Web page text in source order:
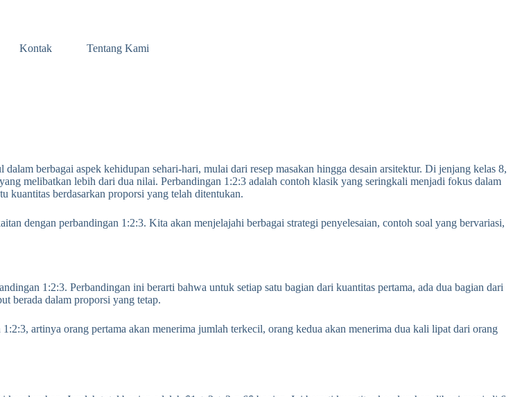
Kontak Tentang Kami
berbagai aspek kehidupan sehari-hari, mulai dari resep masakan hingga desain arsitektur. Di jenjang kelas 8,
melibatkan lebih dari dua nilai. Perbandingan 1:2:3 adalah contoh klasik yang seringkali menjadi fokus dalam
kuantitas berdasarkan proporsi yang telah ditentukan.
dengan perbandingan 1:2:3. Kita akan menjelajahi berbagai strategi penyelesaian, contoh soal yang bervariasi,
1:2:3. Perbandingan ini berarti bahwa untuk setiap satu bagian dari kuantitas pertama, ada dua bagian dari
berada dalam proporsi yang tetap.
artinya orang pertama akan menerima jumlah terkecil, orang kedua akan menerima dua kali lipat dari orang